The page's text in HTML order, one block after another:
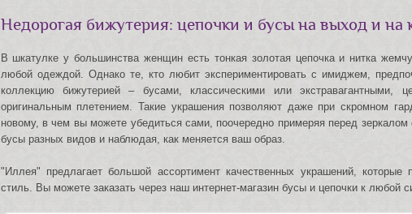
Недорогая бижутерия: цепочки и бусы на выход и на
В шкатулке у большинства женщин есть тонкая золотая цепочка и нитка
любой одеждой. Однако те, кто любит экспериментировать с имиджем,
коллекцию бижутерией – бусами, классическими или экстравагантными,
оригинальным плетением. Такие украшения позволяют даже при скромном
новому, в чем вы можете убедиться сами, поочередно примеряя перед
бусы разных видов и наблюдая, как меняется ваш образ.
"Иллея" предлагает большой ассортимент качественных украшений, которые
стиль. Вы можете заказать через наш интернет-магазин бусы и цепочки к любой